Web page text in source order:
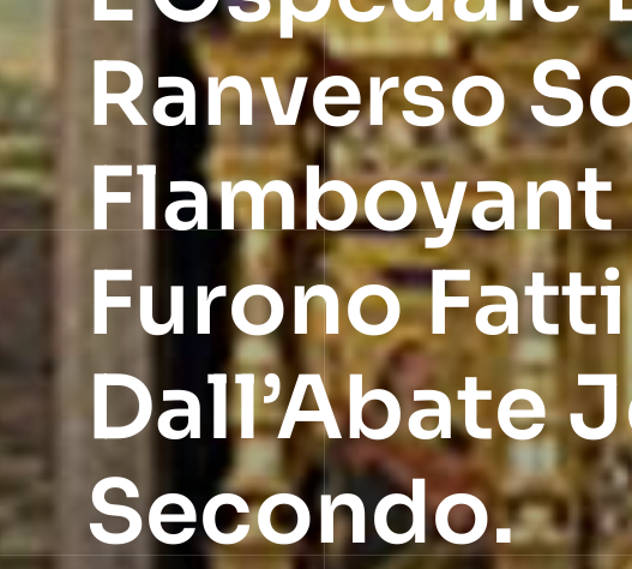
Ranverso
Furono
Dall’Abate
Secondo.